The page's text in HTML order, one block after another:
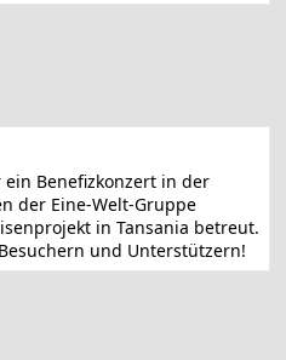
Benefizkonzert in der
der Eine-Welt-Gruppe
in Tansania betreut.
und Unterstützern!